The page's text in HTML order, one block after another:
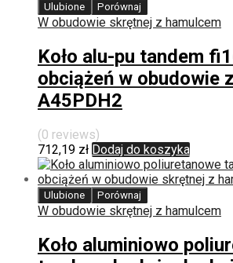
Ulubione Porównaj
W obudowie skrętnej z hamulcem
Koło alu-pu tandem
obciążeń w obudowie
A45PDH2
(0 reviews)
712,19 zł Dodaj do koszyka
Ulubione Porównaj
W obudowie skrętnej z hamulcem
Koło aluminiowo